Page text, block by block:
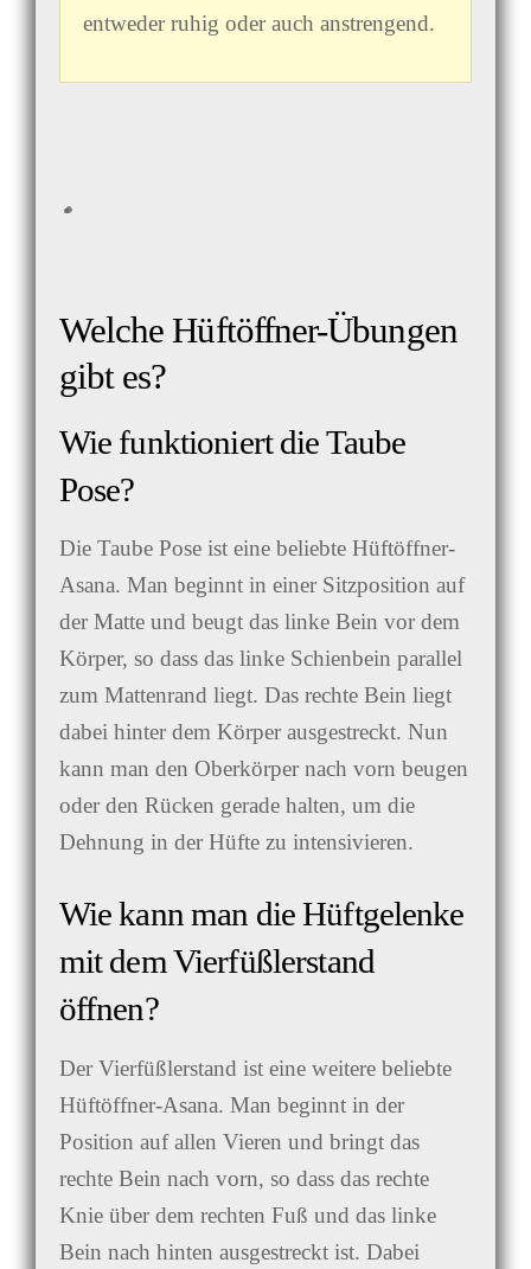
entweder ruhig oder auch anstrengend.
Welche Hüftöffner-Übungen
gibt es?
Wie funktioniert die Taube
Pose?
Die Taube Pose ist eine beliebte Hüftöffner-
Asana. Man beginnt in einer Sitzposition auf
der Matte und beugt das linke Bein vor dem
Körper, so dass das linke Schienbein parallel
zum Mattenrand liegt. Das rechte Bein liegt
dabei hinter dem Körper ausgestreckt. Nun
kann man den Oberkörper nach vorn beugen
oder den Rücken gerade halten, um die
Dehnung in der Hüfte zu intensivieren.
Wie kann man die Hüftgelenke
mit dem Vierfüßlerstand
öffnen?
Der Vierfüßlerstand ist eine weitere beliebte
Hüftöffner-Asana. Man beginnt in der
Position auf allen Vieren und bringt das
rechte Bein nach vorn, so dass das rechte
Knie über dem rechten Fuß und das linke
Bein nach hinten ausgestreckt ist. Dabei